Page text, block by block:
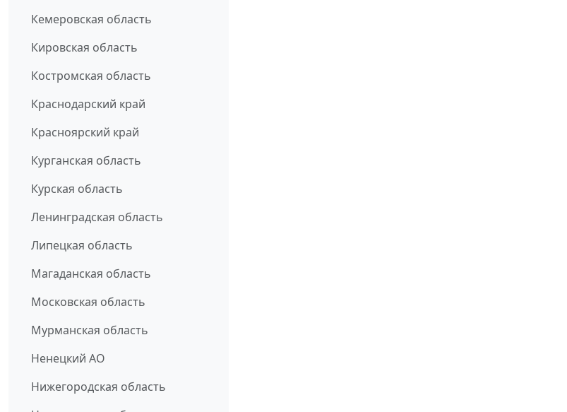
Кемеровская область
Кировская область
Костромская область
Краснодарский край
Красноярский край
Курганская область
Курская область
Ленинградская область
Липецкая область
Магаданская область
Московская область
Мурманская область
Ненецкий АО
Нижегородская область